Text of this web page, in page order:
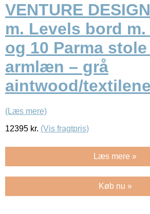
VENTURE
m. Levels bord
og 10 Parma stole
armlæn – grå
aintwood/textilene
(Læs mere)
12395 kr. (Vis fragtpris)
Læs mere »
Køb nu »